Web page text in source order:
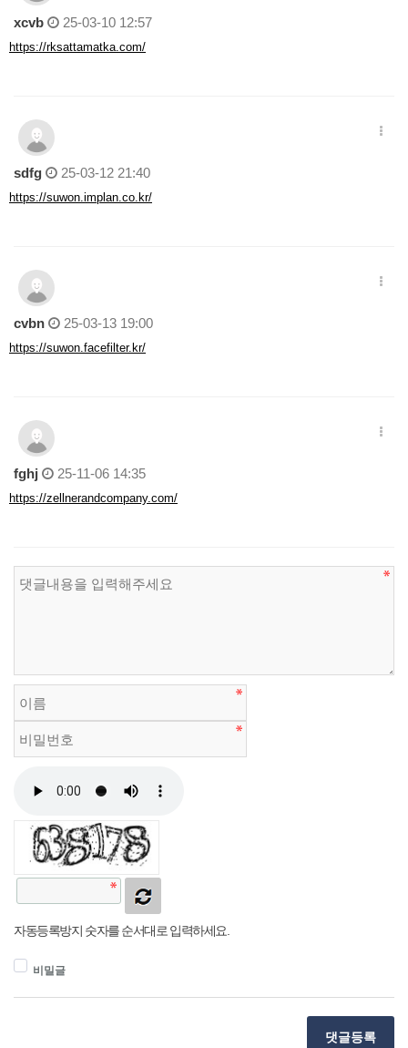
xcvb 25-03-10 12:57
https://rksattamatka.com/
sdfg 25-03-12 21:40
https://suwon.implan.co.kr/
cvbn 25-03-13 19:00
https://suwon.facefilter.kr/
fghj 25-11-06 14:35
https://zellnerandcompany.com/
자동등록방지 숫자를 순서대로 입력하세요.
비밀글
댓글등록